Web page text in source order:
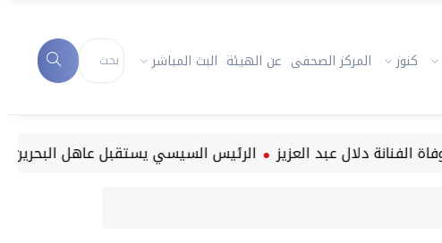
كنوز المركز الصحفى عن الهيئة البث المباشر
الرئيس السيسي يستقبل عاهل البحرين بالقصر